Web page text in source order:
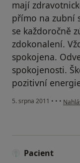
mají
přímo na zubní
se každoročně
zdokonalení.
spokojena.
spokojenosti.
pozitivní
5. srpna 2011 • • • podle
Pacient